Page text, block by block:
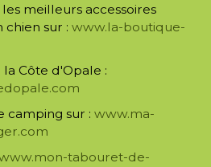
meilleurs accessoires
sur : www.la-boutique-
Côte d'Opale :
camping sur : www.ma-
tabouret-de-